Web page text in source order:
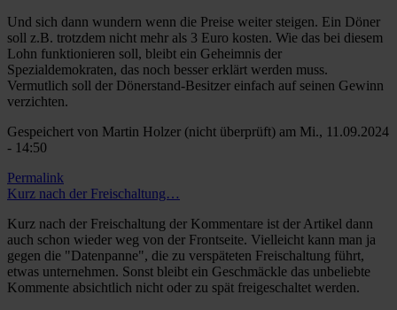
Und sich dann wundern wenn die Preise weiter steigen. Ein Döner
soll z.B. trotzdem nicht mehr als 3 Euro kosten. Wie das bei diesem
Lohn funktionieren soll, bleibt ein Geheimnis der
Spezialdemokraten, das noch besser erklärt werden muss.
Vermutlich soll der Dönerstand-Besitzer einfach auf seinen Gewinn
verzichten.
Gespeichert von Martin Holzer (nicht überprüft) am Mi., 11.09.2024
- 14:50
Permalink
Kurz nach der Freischaltung…
Kurz nach der Freischaltung der Kommentare ist der Artikel dann
auch schon wieder weg von der Frontseite. Vielleicht kann man ja
gegen die "Datenpanne", die zu verspäteten Freischaltung führt,
etwas unternehmen. Sonst bleibt ein Geschmäckle das unbeliebte
Kommente absichtlich nicht oder zu spät freigeschaltet werden.